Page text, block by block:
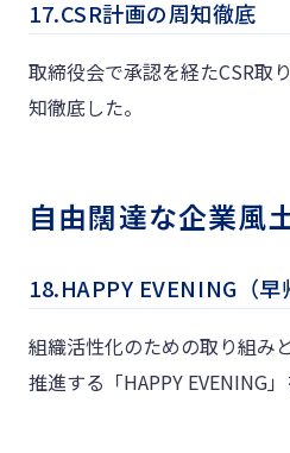
17.CSR計画の周知徹底
取締役会で承認を経たCSR取
知徹底した。
自由闊達な企業風
18.HAPPY EVENING（
組織活性化のための取り組み
推進する「HAPPY EVENING」